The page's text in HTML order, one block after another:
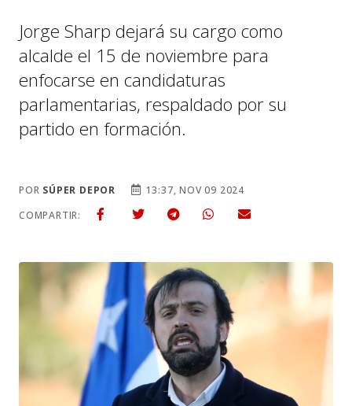
Jorge Sharp dejará su cargo como
alcalde el 15 de noviembre para
enfocarse en candidaturas
parlamentarias, respaldado por su
partido en formación.
POR SÚPER DEPOR
13:37, NOV 09 2024
COMPARTIR: